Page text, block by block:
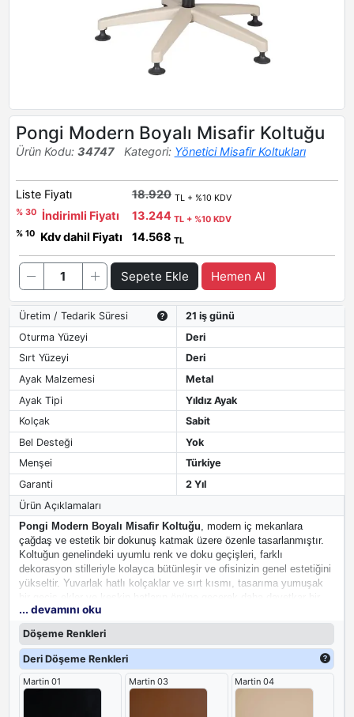
Pongi Modern Boyalı Misafir Koltuğu
Ürün Kodu: 34747 Kategori: Yönetici Misafir Koltukları
Liste Fiyatı 18.920 TL + %10 KDV
% 30
İndirimli Fiyatı 13.244 TL + %10 KDV
% 10
Kdv dahil Fiyatı 14.568 TL
Sepete Ekle Hemen Al
Üretim / Tedarik Süresi
21 iş günü
Oturma Yüzeyi
Deri
Sırt Yüzeyi
Deri
Ayak Malzemesi
Metal
Ayak Tipi
Yıldız Ayak
Kolçak
Sabit
Bel Desteği
Yok
Menşei
Türkiye
Garanti
2 Yıl
Ürün Açıklamaları
Pongi Modern Boyalı Misafir Koltuğu, modern iç mekanlara
çağdaş ve estetik bir dokunuş katmak üzere özenle tasarlanmıştır.
Koltuğun genelindeki uyumlu renk ve doku geçişleri, farklı
dekorasyon stilleriyle kolayca bütünleşir ve ofisinizin genel estetiğini
yükseltir. Yuvarlak hatlı kolçaklar ve sırt kısmı, tasarıma yumuşak
görünüm sağlar. Zarif sabit yıldız ayakları, mekana dinamik ve
modern bir hava katarken, koltuğun güçlü duruşu profesyonel
imajınızı tamamlar.
işlevselliği bir araya getirerek, ofis ortamına lüks ve konforlu bir
atmosfer katar.
... devamını oku
Döşeme Renkleri
Deri Döşeme Renkleri
Martin 01 Martin 03 Martin 04